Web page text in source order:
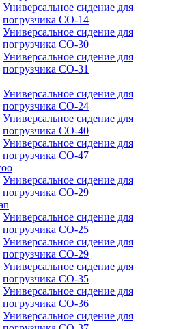
Универсальное сидение для
погрузчика CO-14
Универсальное сидение для
погрузчика CO-30
Универсальное сидение для
погрузчика CO-31
Универсальное сидение для
погрузчика CO-24
Универсальное сидение для
погрузчика CO-40
Универсальное сидение для
погрузчика CO-47
Универсальное сидение для
погрузчика CO-29
Универсальное сидение для
погрузчика CO-25
Универсальное сидение для
погрузчика CO-29
Универсальное сидение для
погрузчика CO-35
Универсальное сидение для
погрузчика CO-36
Универсальное сидение для